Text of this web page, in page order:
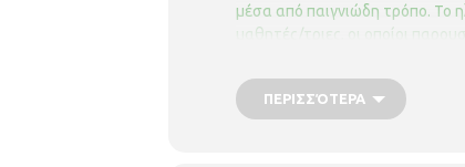
μέσα από παιγνιώδη τρόπο. Το
μαθητές/τριες, οι οποίοι
οργάνωσης ΑΡΚΤΟΥΡΟΣ για τα
λύκος, η βίδρα, το αγριόγιδο, το
ΠΕΡΙΣΣΌΤΕΡΑ